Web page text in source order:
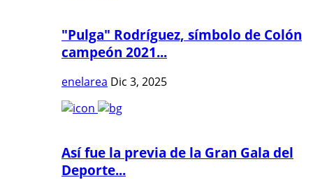
"Pulga" Rodríguez, símbolo de Colón
campeón 2021...
enelarea Dic 3, 2025
Así fue la previa de la Gran Gala del
Deporte...